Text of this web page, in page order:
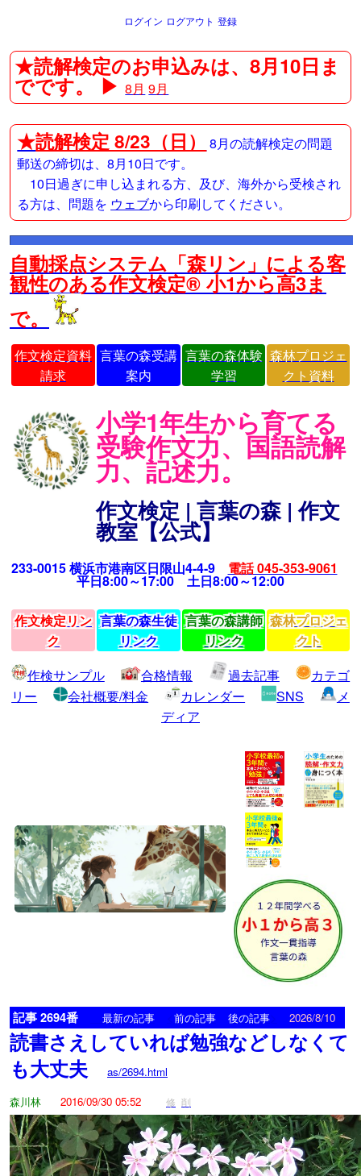
ログイン ログアウト 登録
★読解検定のお申込みは、8月10日ま
でです。 ▶8月 9月
★読解検定 8/23（日）
8月の読解検定の問題
郵送の締切は、8月10日です。
10日過ぎに申し込まれる方、及び、海外から受検され
る方は、問題を ウェブから印刷してください。
自動採点システム「森リン」による客
観性のある作文検定® 小1から高3ま
で。
作文検定資料
請求
言葉の森受講
案内
言葉の森体験
学習
森林プロジェ
クト資料
小学1年生から育てる
受験作文力、国語読解
力、記述力。
作文検定 | 言葉の森 | 作文
教室【公式】
233-0015 横浜市港南区日限山4-4-9 電話 045-353-9061
平日8:00～17:00 土日8:00～12:00
作文検定リン
ク
言葉の森生徒
リンク
言葉の森講師
リンク
森林プロジェ
クト
作検サンプル
合格情報 過去記事
カテゴ
リー
会社概要/料金 カレンダー SNS
メ
ディア
記事 2694番 最新の記事 前の記事 後の記事 2026/8/10
読書さえしていれば勉強などしなくて
も大丈夫
as/2694.html
森川林
2016/09/30 05:52 修 削